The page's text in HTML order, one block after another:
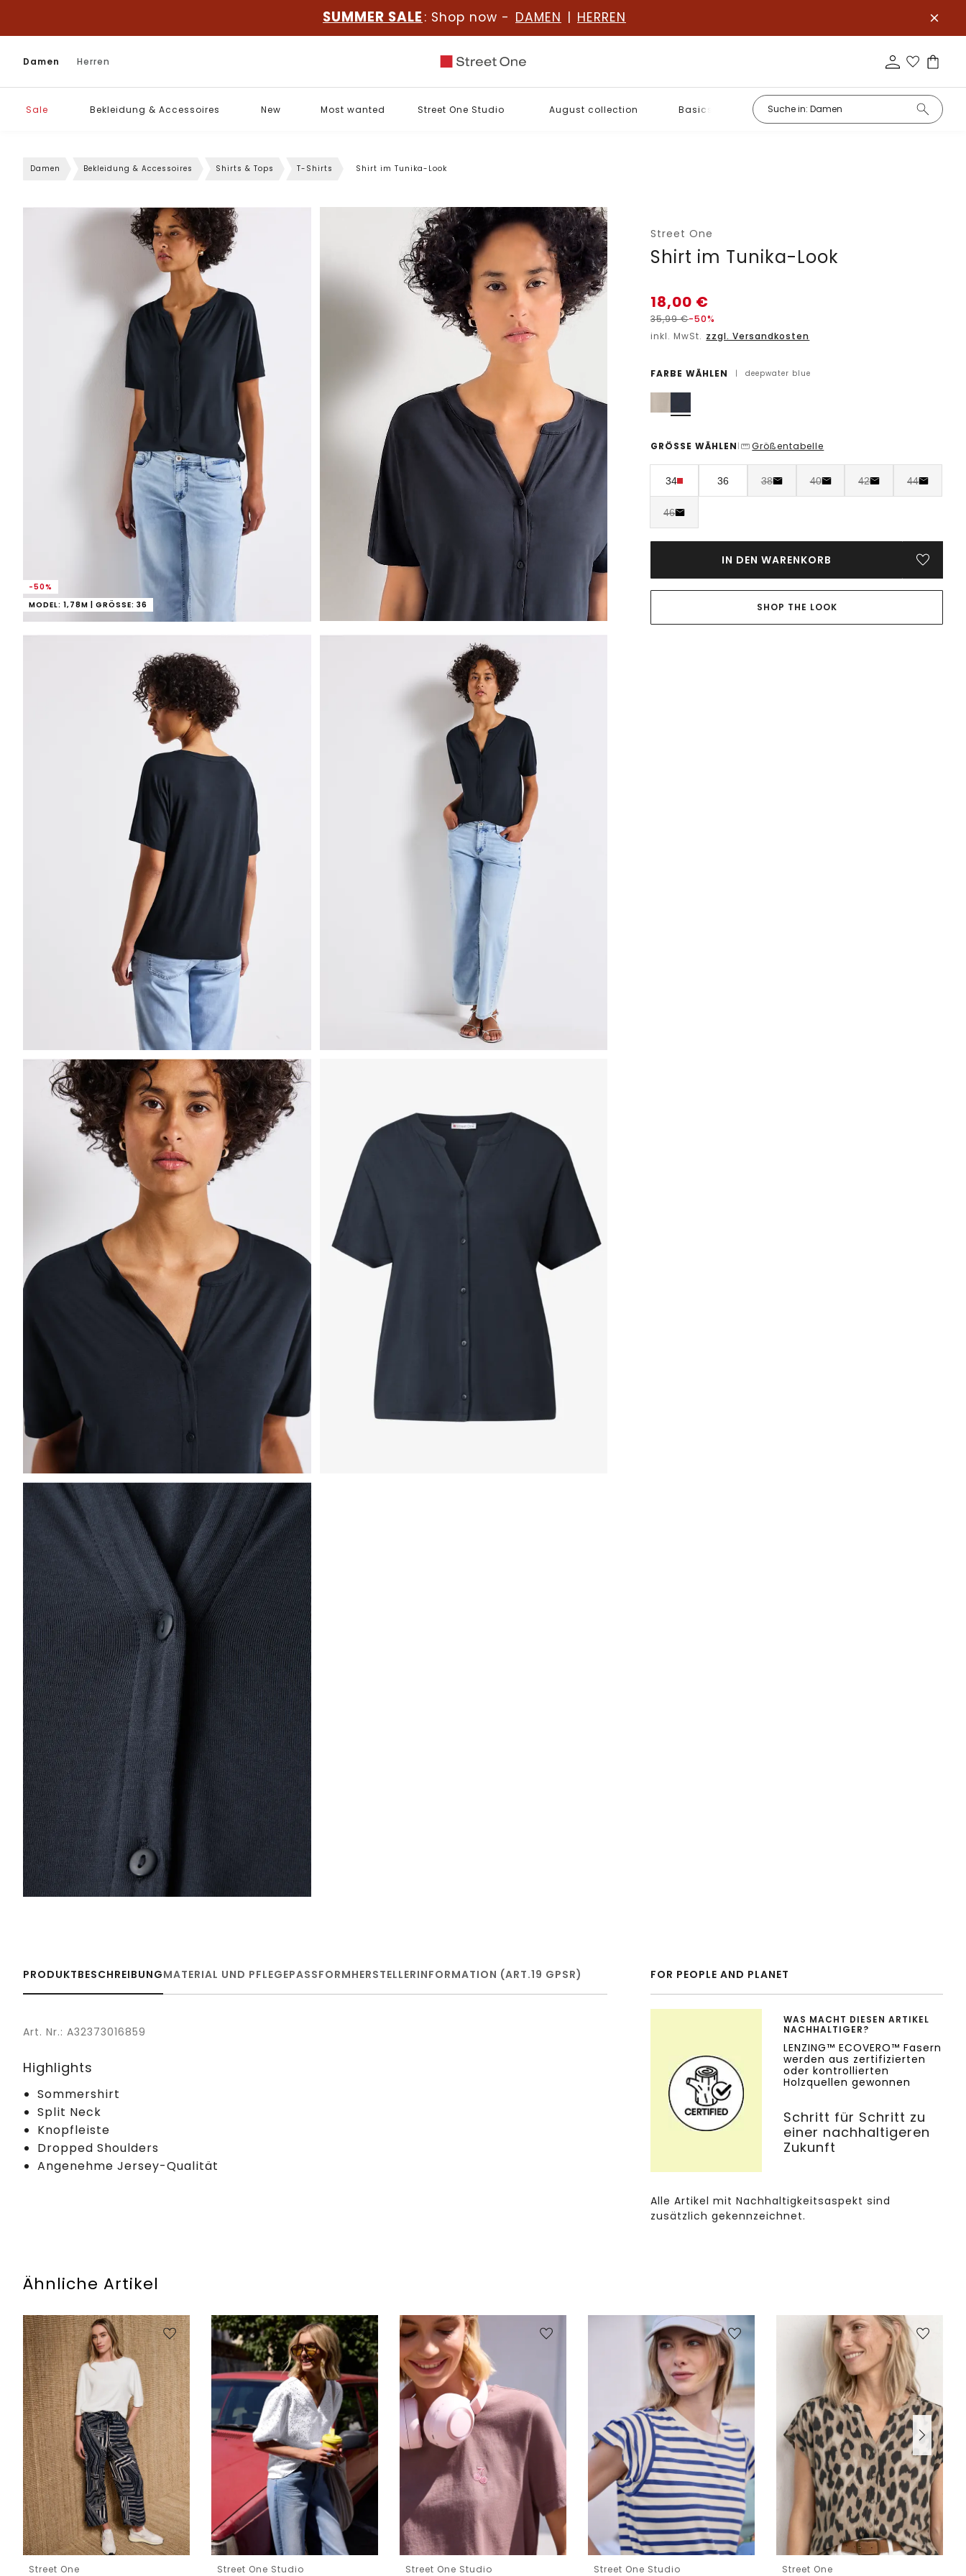
SUMMER SALE : Shop now - DAMEN | HERREN
Damen Herren
Sale Bekleidung & Accessoires New Most wanted Street One Studio August collection Basics
Damen Bekleidung & Accessoires Shirts & Tops T-Shirts Shirt im Tunika-Look
-50%
MODEL: 1,78M | GRÖSSE: 36
Street One
Shirt im Tunika-Look
18,00 €
35,99€-50%
inkl. MwSt. zzgl. Versandkosten
FARBE WÄHLEN | deepwater blue
GRÖSSE WÄHLEN | Größentabelle
34 36 38 40 42 44
46
IN DEN WARENKORB
SHOP THE LOOK
PRODUKTBESCHREIBUNGMATERIAL UND PFLEGEPASSFORMHERSTELLERINFORMATION (ART.19 GPSR)
Art. Nr.: A32373016859
Highlights
Sommershirt
Split Neck
Knopfleiste
Dropped Shoulders
Angenehme Jersey-Qualität
FOR PEOPLE AND PLANET
WAS MACHT DIESEN ARTIKEL
NACHHALTIGER?
LENZING™ ECOVERO™ Fasern
werden aus zertifizierten
oder kontrollierten
Holzquellen gewonnen
Schritt für Schritt zu
einer nachhaltigeren
Zukunft
Alle Artikel mit Nachhaltigkeitsaspekt sind
zusätzlich gekennzeichnet.
Ähnliche Artikel
Street One Street One Studio Street One Studio Street One Studio Street One